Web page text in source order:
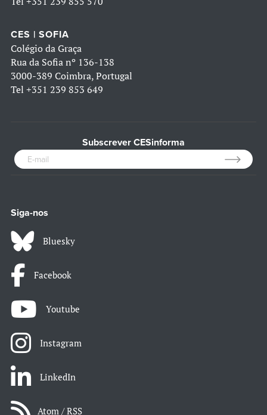
CES | SOFIA
Colégio da Graça
Rua da Sofia nº 136-138
3000-389 Coimbra, Portugal
Tel +351 239 853 649
Subscrever CESinforma
Siga-nos
Bluesky
Facebook
Youtube
Instagram
LinkedIn
Atom / RSS